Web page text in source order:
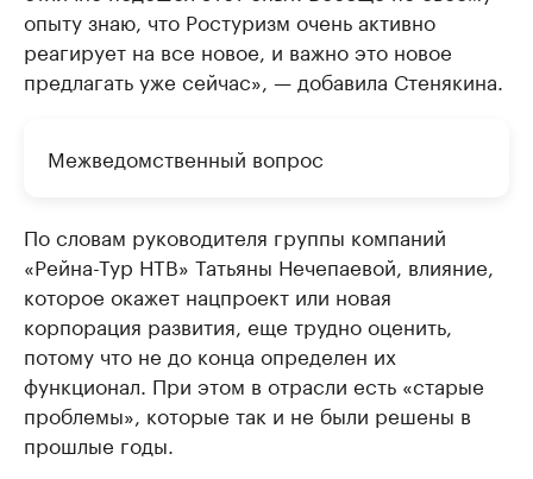
опыту знаю, что Ростуризм очень активно
реагирует на все новое, и важно это новое
предлагать уже сейчас», — добавила Стенякина.
Межведомственный вопрос
По словам руководителя группы компаний
«Рейна-Тур НТВ» Татьяны Нечепаевой, влияние,
которое окажет нацпроект или новая
корпорация развития, еще трудно оценить,
потому что не до конца определен их
функционал. При этом в отрасли есть «старые
проблемы», которые так и не были решены в
прошлые годы.